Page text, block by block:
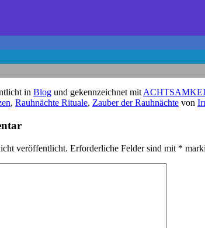
in Blog und gekennzeichnet mit
, Rauhnächte Rituale, Zauber der Rauhnächte von
veröffentlicht. Erforderliche Felder sind mit *